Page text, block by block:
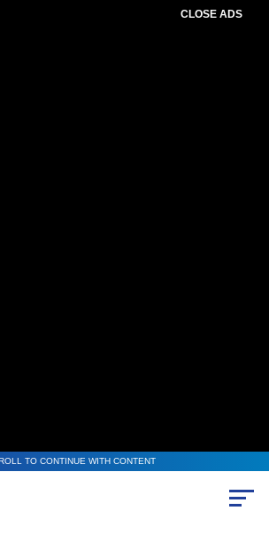
CLOSE ADS
TO CONTINUE WITH CONTENT